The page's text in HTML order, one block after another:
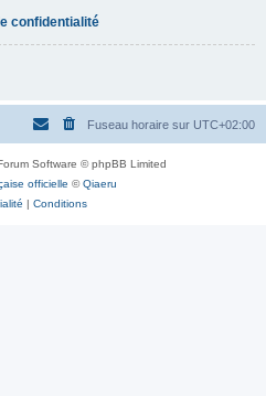
confidentialité
Fuseau horaire sur UTC+02:00
Software © phpBB Limited
officielle ©Qiaeru
| Conditions